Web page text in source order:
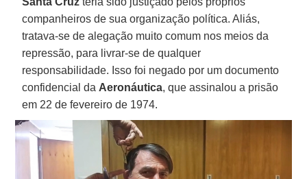
companheiros de sua organização política. Aliás,
tratava-se de alegação muito comum nos meios da
repressão, para livrar-se de qualquer
responsabilidade. Isso foi negado por um documento
confidencial da Aeronáutica, que assinalou a prisão
em 22 de fevereiro de 1974.